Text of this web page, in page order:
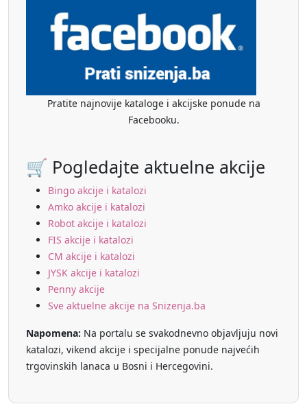
Pratite najnovije kataloge i akcijske ponude na
Facebooku.
🛒 Pogledajte aktuelne akcije
Bingo akcije i katalozi
Amko akcije i katalozi
Robot akcije i katalozi
FIS akcije i katalozi
CM akcije i katalozi
JYSK akcije i katalozi
Penny akcije
Sve aktuelne akcije na Snizenja.ba
Napomena: Na portalu se svakodnevno objavljuju novi
katalozi, vikend akcije i specijalne ponude najvećih
trgovinskih lanaca u Bosni i Hercegovini.